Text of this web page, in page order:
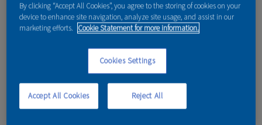
AKADEMIE
By clicking “Accept All Cookies”, you agree to the storing of cookies on your
device to enhance site navigation, analyze site usage, and assist in our
marketing efforts. Cookie Statement for more information.
Cookies Settings
Reject All
Accept All Cookies